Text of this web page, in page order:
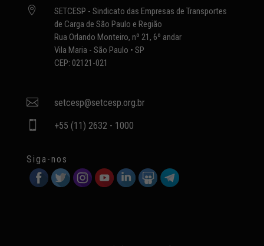

SETCESP - Sindicato das Empresas de Transportes
de Carga de São Paulo e Região
Rua Orlando Monteiro, nº 21, 6º andar
Vila Maria - São Paulo • SP
CEP: 02121-021
 setcesp@setcesp.org.br
 +55 (11) 2632 - 1000
Siga-nos